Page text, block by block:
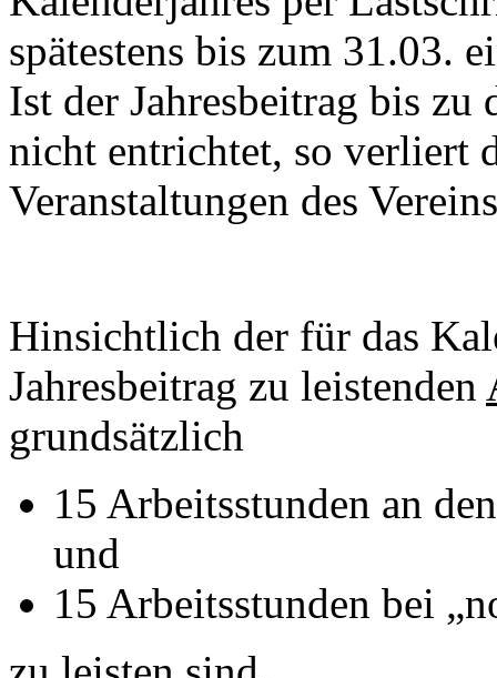
spätestens bis zum 31.03.
Ist der Jahresbeitrag bis
nicht entrichtet, so verliert
Veranstaltungen des
Hinsichtlich der für das
Jahresbeitrag zu leistenden
grundsätzlich
15 Arbeitsstunden an
und
15 Arbeitsstunden bei